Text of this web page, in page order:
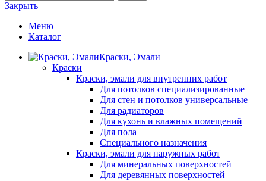
Закрыть
Меню
Каталог
Краски, Эмали
Краски
Краски, эмали для внутренних работ
Для потолков специализированные
Для стен и потолков универсальные
Для радиаторов
Для кухонь и влажных помещений
Для пола
Специального назначения
Краски, эмали для наружных работ
Для минеральных поверхностей
Для деревянных поверхностей